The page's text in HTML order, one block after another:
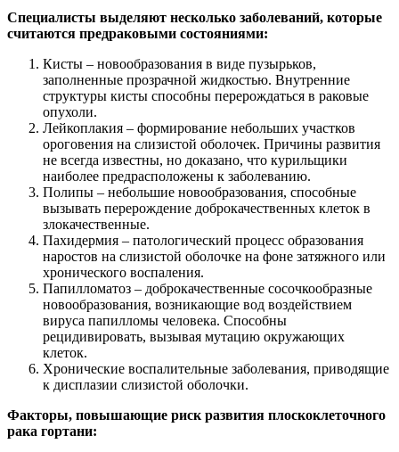
Специалисты выделяют несколько заболеваний, которые
считаются предраковыми состояниями:
Кисты – новообразования в виде пузырьков,
заполненные прозрачной жидкостью. Внутренние
структуры кисты способны перерождаться в раковые
опухоли.
Лейкоплакия – формирование небольших участков
ороговения на слизистой оболочек. Причины развития
не всегда известны, но доказано, что курильщики
наиболее предрасположены к заболеванию.
Полипы – небольшие новообразования, способные
вызывать перерождение доброкачественных клеток в
злокачественные.
Пахидермия – патологический процесс образования
наростов на слизистой оболочке на фоне затяжного или
хронического воспаления.
Папилломатоз – доброкачественные сосочкообразные
новообразования, возникающие вод воздействием
вируса папилломы человека. Способны
рецидивировать, вызывая мутацию окружающих
клеток.
Хронические воспалительные заболевания, приводящие
к дисплазии слизистой оболочки.
Факторы, повышающие риск развития плоскоклеточного
рака гортани: